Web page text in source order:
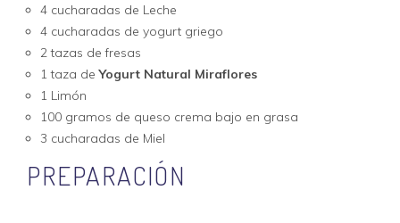
4 cucharadas de Leche
4 cucharadas de yogurt griego
2 tazas de fresas
1 taza deYogurt Natural Miraflores
1 Limón
100 gramos de queso crema bajo en grasa
3 cucharadas de Miel
PREPARACIÓN